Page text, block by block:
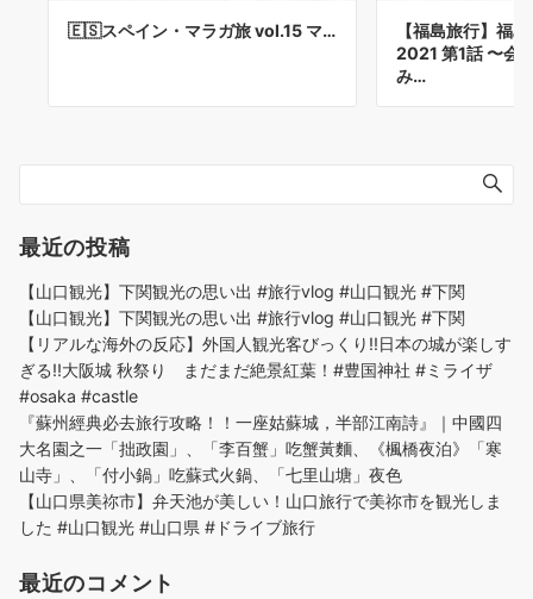
🇪🇸スペイン・マラガ旅 vol.15 マ…
【福島旅行】福
2021 第1話 〜会
み…
最近の投稿
【山口観光】下関観光の思い出 #旅行vlog #山口観光 #下関
【山口観光】下関観光の思い出 #旅行vlog #山口観光 #下関
【リアルな海外の反応】外国人観光客びっくり!!日本の城が楽しす
ぎる!!大阪城 秋祭り まだまだ絶景紅葉！#豊国神社 #ミライザ
#osaka #castle
『蘇州經典必去旅行攻略！！一座姑蘇城，半部江南詩』｜中國四
大名園之一「拙政園」、「李百蟹」吃蟹黃麵、《楓橋夜泊》「寒
山寺」、「付小鍋」吃蘇式火鍋、「七里山塘」夜色
【山口県美祢市】弁天池が美しい！山口旅行で美祢市を観光しま
した #山口観光 #山口県 #ドライブ旅行
最近のコメント